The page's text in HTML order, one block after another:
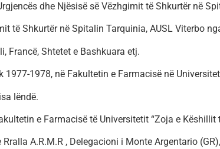
dhe Njësisë së Vëzhgimit të Shkurtër në
të Shkurtër në Spitalin Tarquinia, AUSL Viterbo
Francë, Shtetet e Bashkuara etj.
1978, në Fakultetin e Farmacisë në
lëndë.
e Farmacisë të Universitetit “Zoja e
A.R.M.R , Delegacioni i Monte Argentario